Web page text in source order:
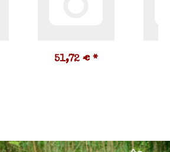
51,72 € *